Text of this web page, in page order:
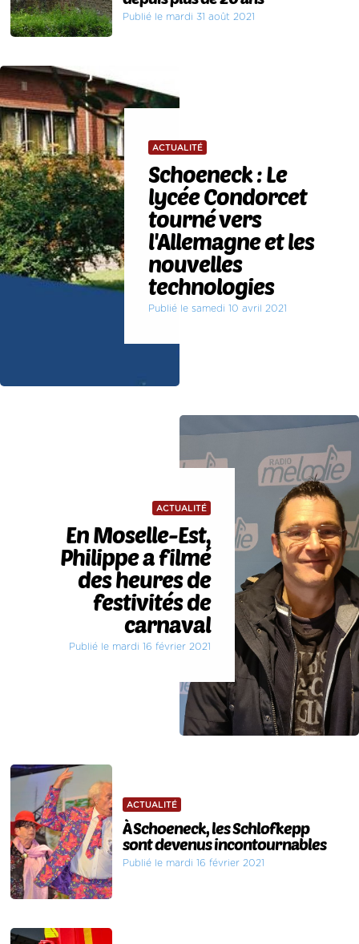
Publié le mardi 31 août 2021
ACTUALITÉ
Schoeneck : Le
lycée Condorcet
tourné vers
l'Allemagne et les
nouvelles
technologies
Publié le samedi 10 avril 2021
ACTUALITÉ
En Moselle-Est,
Philippe a filmé
des heures de
festivités de
carnaval
Publié le mardi 16 février 2021
ACTUALITÉ
À Schoeneck, les Schlofkepp
sont devenus incontournables
Publié le mardi 16 février 2021